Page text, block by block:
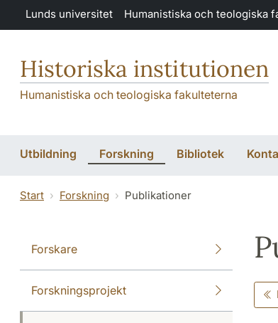
Hoppa till huvudinnehåll
Lunds universitet Humanistiska och teologiska
Historiska institutionen
Humanistiska och teologiska fakulteterna
Utbildning Forskning Bibliotek
Start Forskning Publikationer
Forskare
Forskningsprojekt